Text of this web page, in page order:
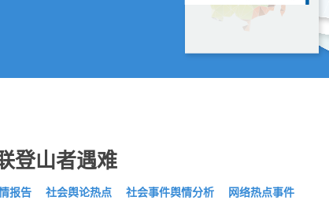
登山者遇难
网络热点事件
社会事件舆情分析
社会舆论热点
报告